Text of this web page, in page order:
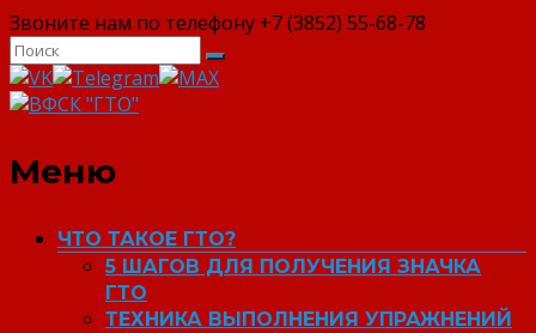
Звоните нам по телефону +7 (3852) 55-68-78
ВФСК "ГТО"
Меню
ЧТО ТАКОЕ ГТО?
5 ШАГОВ ДЛЯ ПОЛУЧЕНИЯ ЗНАЧКА
ГТО
ТЕХНИКА ВЫПОЛНЕНИЯ УПРАЖНЕНИЙ